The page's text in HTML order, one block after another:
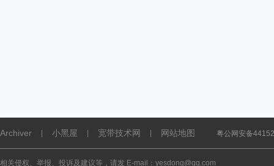
Archiver 小黑屋 宽带技术网 网站地图 粤公网安备
相关侵权、举报、投诉及建议等，请发 E-mail：yesdong@qq.com